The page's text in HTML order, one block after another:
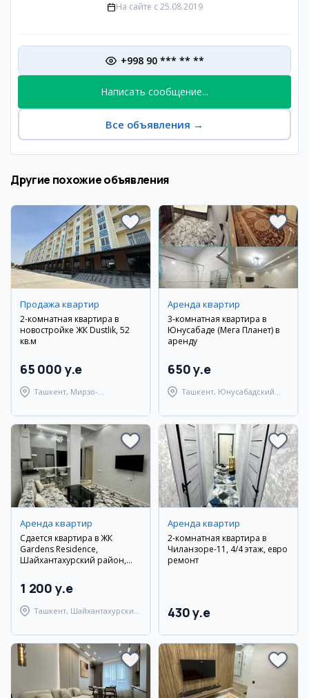
На сайте с 25.08.2019
+998 90 *** ** **
Написать сообщение...
Все объявления →
Другие похожие объявления
Продажа квартир
2-комнатная квартира в
новостройке ЖК Dustlik, 52
кв.м
65 000 y.e
Ташкент, Мирзо-
Аренда квартир
3-комнатная квартира в
Юнусабаде (Мега Планет) в
аренду
650 y.e
Ташкент, Юнусабадский
Аренда квартир
Сдается квартира в ЖК
Gardens Residence,
Шайхантахурский район,
1 200 y.e
Ташкент, Шайхантахурский
Аренда квартир
2-комнатная квартира в
Чиланзоре-11, 4/4 этаж, евро
ремонт
430 y.e